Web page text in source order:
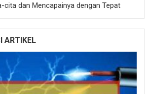
cita dan Mencapainya dengan Tepat
ARTIKEL